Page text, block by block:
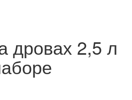
дровах 2,5 л